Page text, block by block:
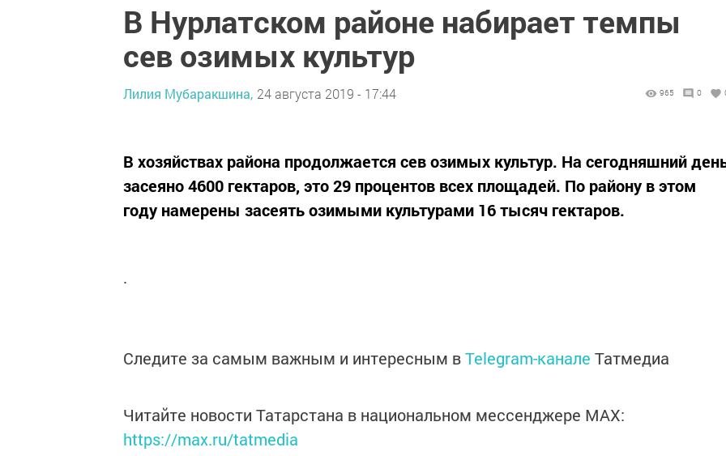
В Нурлатском районе набирает темпы
сев озимых культур
Лилия Мубаракшина, 24 августа 2019 - 17:44 965 0
В хозяйствах района продолжается сев озимых культур. На сегодняшний
засеяно 4600 гектаров, это 29 процентов всех площадей. По району в этом
году намерены засеять озимыми культурами 16 тысяч гектаров.
.
Следите за самым важным и интересным вTelegram-канале Татмедиа
Читайте новости Татарстана в национальном мессенджере MАХ:
https://max.ru/tatmedia